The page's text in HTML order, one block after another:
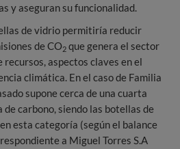
y aseguran su funcionalidad.
de vidrio permitiría reducir
de CO2 que genera el sector
recursos, aspectos claves en el
climática. En el caso de Familia
supone cerca de una cuarta
carbono, siendo las botellas de
esta categoría (según el balance
a Miguel Torres S.A